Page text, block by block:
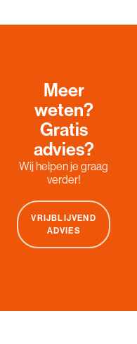
Meer
weten?
Gratis
advies?
Wij helpen je graag
verder!
VRIJBLIJVEND
ADVIES